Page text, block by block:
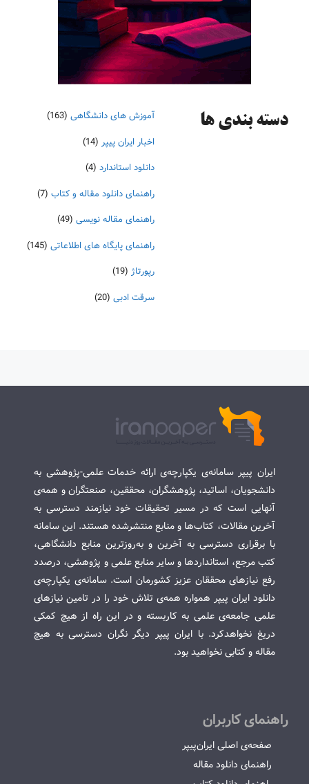
دسته‌ بندی ها آموزش های دانشگاهی (163)
اخبار ایران پیپر (14)
دانلود استاندارد (4)
راهنمای دانلود مقاله و کتاب (7)
راهنمای مقاله نویسی (49)
راهنمای پایگاه های اطلاعاتی (145)
رپورتاژ (19)
سرقت ادبی (20)
ایران پیپر سامانه‌ی یکپارچه‌ی ارائه خدمات علمی-پژوهشی به
دانشجویان، اساتید، پژوهشگران، محققین، صنعتگران و همه‌ی
آنهایی است که در مسیر تحقیقات خود نیازمند دسترسی به
آخرین مقالات، کتاب‌ها و منابع منتشرشده هستند. این سامانه
با برقراری دسترسی به آخرین و به‌روزترین منابع دانشگاهی،
کتب مرجع، استانداردها و سایر منابع علمی و پژوهشی، درصدد
رفع نیازهای محققان عزیز کشورمان است. سامانه‌ی یکپارچه‌ی
دانلود ایران پیپر همواره همه‌ی تلاش خود را در تامین نیازهای
علمی جامعه‌ی علمی به کاربسته و در این راه از هیچ کمکی
دریغ نخواهدکرد. با ایران پیپر دیگر نگران دسترسی به هیچ
مقاله و کتابی نخواهید بود.
راهنمای کاربران
صفحه‌ی اصلی ایران‌پیپر
راهنمای دانلود مقاله